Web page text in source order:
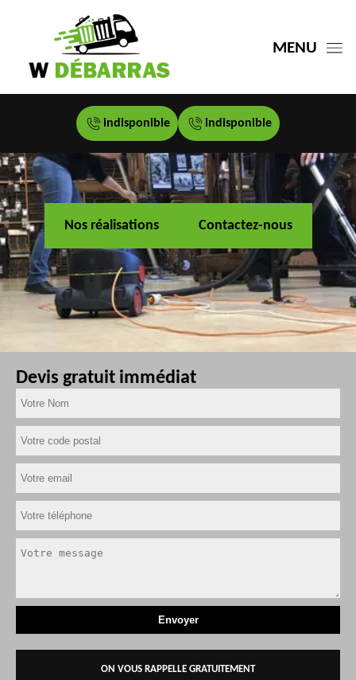
MENU
indisponible indisponible
Nos réalisations Contactez-nous
Devis gratuit immédiat
ON VOUS RAPPELLE GRATUITEMENT